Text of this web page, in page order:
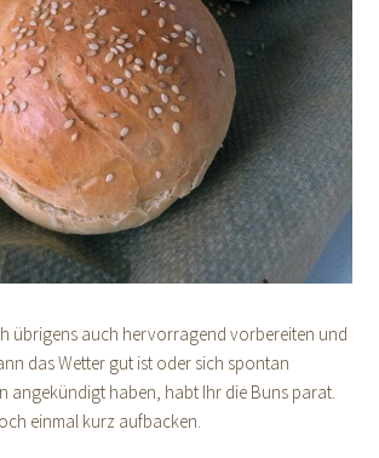
übrigens auch hervorragend vorbereiten und
das Wetter gut ist oder sich spontan
angekündigt haben, habt Ihr die Buns parat.
einmal kurz aufbacken.